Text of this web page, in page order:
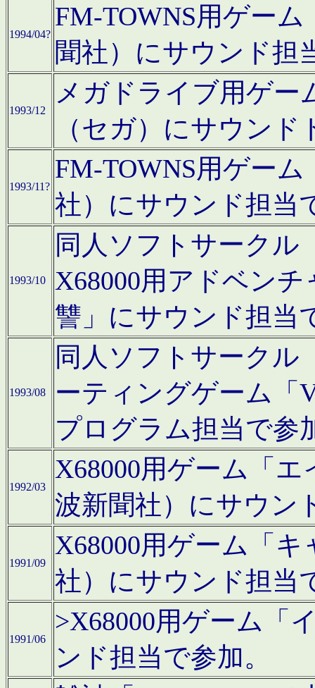
1994/04?
FM-TOWNS用ゲー
聞社）にサウンド担
1993/12
メガドライブ用ゲー
（セガ）にサウン
1993/11?
FM-TOWNS用ゲー
社）にサウンド担当
1993/10
同人ソフトサークル
X68000用アドベン
讐」にサウンド担当
1993/08
同人ソフトサークル
ーティングゲーム「
プログラム担当で参
1992/03
X68000用ゲーム「
波新聞社）にサウン
1991/09
X68000用ゲーム「
社）にサウンド担当
1991/06
>X68000用ゲーム「
ンド担当で参加。